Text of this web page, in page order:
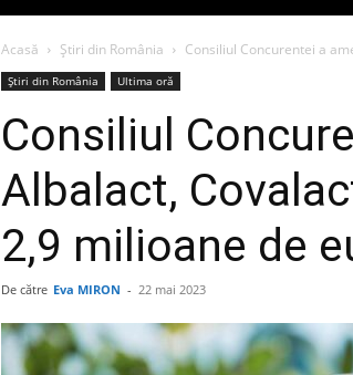
Acasă Știri din România Consiliul Concurentei a
Știri din România Ultima oră
Consiliul
Albalact,
2,9 milioane de
De către Eva MIRON - 22 mai 2023